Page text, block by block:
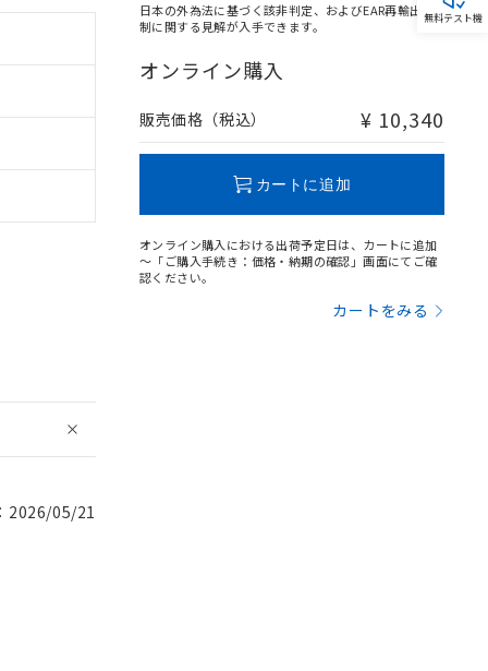
2026/05/21
日本の外為法に基づく該非判定、およびEAR再輸出規
制に関する見解が入手できます。
オンライン購入
販売価格（税込） ¥ 10,340
カートに追加
オンライン購入における出荷予定日は、カートに追加
～「ご購入手続き：価格・納期の確認」画面にてご確
認ください。
カートをみる
無料テスト機